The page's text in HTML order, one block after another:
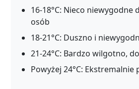
16-18°C: Nieco niewygodne
osób
18-21°C: Duszno i
21-24°C: Bardzo wilgotno,
Powyżej 24°C: Ekstremalnie